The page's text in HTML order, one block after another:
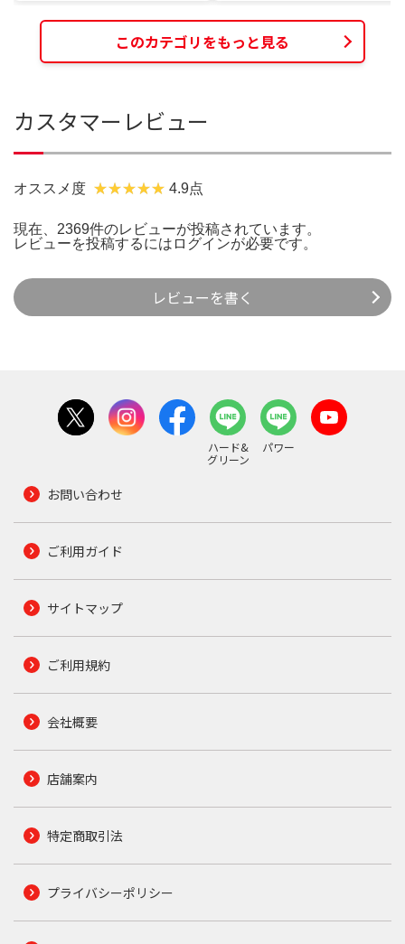
このカテゴリをもっと見る
カスタマーレビュー
オススメ度 4.9点
現在、2369件のレビューが投稿されています。
レビューを投稿するには ログインが必要です。
レビューを書く
ハード&
グリーン
パワー
お問い合わせ
ご利用ガイド
サイトマップ
ご利用規約
会社概要
店舗案内
特定商取引法
プライバシーポリシー